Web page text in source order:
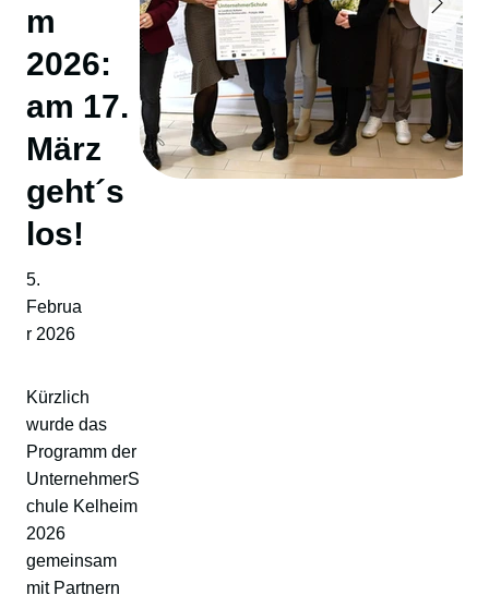
m
2026:
am 17.
März
geht´s
los!
5.
Februa
r 2026
Kürzlich
wurde das
Programm der
UnternehmerS
chule Kelheim
2026
gemeinsam
mit Partnern